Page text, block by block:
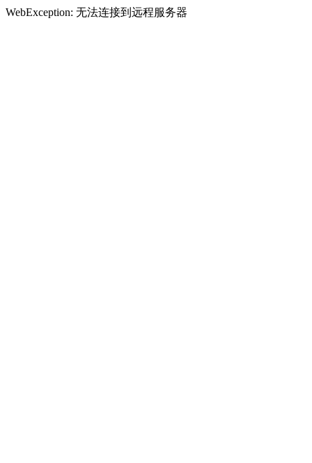
WebException: 无法连接到远程服务器